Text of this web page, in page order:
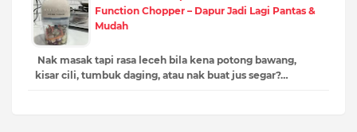
Function Chopper – Dapur Jadi Lagi Pantas &
Mudah
Nak masak tapi rasa leceh bila kena potong bawang,
kisar cili, tumbuk daging, atau nak buat jus segar?…